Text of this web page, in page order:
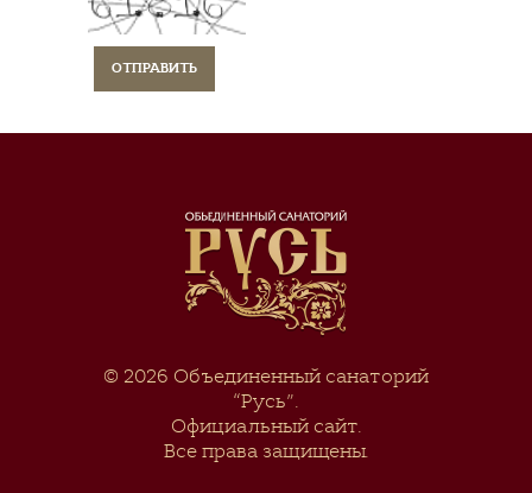
© 2026 Объединенный санаторий
“Русь”.
Официальный сайт.
Все права защищены.